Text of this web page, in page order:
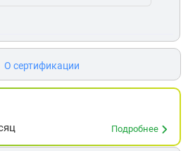
О сертификации
Подробнее